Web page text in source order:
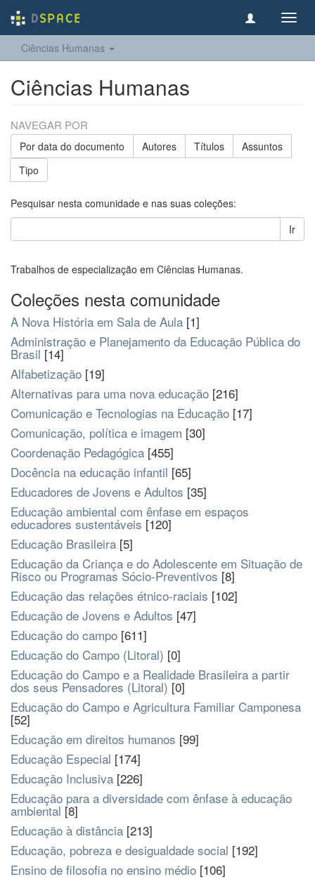
Ciências Humanas
Ciências Humanas
NAVEGAR POR
Por data do documento Autores Títulos
Assuntos
Tipo
Pesquisar nesta comunidade e nas suas coleções:
Ir
Trabalhos de especialização em Ciências Humanas.
Coleções nesta comunidade
A Nova História em Sala de Aula [1]
Administração e Planejamento da Educação Pública do
Brasil [14]
Alfabetização [19]
Alternativas para uma nova educação [216]
Comunicação e Tecnologias na Educação [17]
Comunicação, política e imagem [30]
Coordenação Pedagógica [455]
Docência na educação infantil [65]
Educadores de Jovens e Adultos [35]
Educação ambiental com ênfase em espaços
educadores sustentáveis [120]
Educação Brasileira [5]
Educação da Criança e do Adolescente em Situação de
Risco ou Programas Sócio-Preventivos [8]
Educação das relações étnico-raciais [102]
Educação de Jovens e Adultos [47]
Educação do campo [611]
Educação do Campo (Litoral) [0]
Educação do Campo e a Realidade Brasileira a partir
dos seus Pensadores (Litoral) [0]
Educação do Campo e Agricultura Familiar Camponesa
[52]
Educação em direitos humanos [99]
Educação Especial [174]
Educação Inclusiva [226]
Educação para a diversidade com ênfase à educação
ambiental [8]
Educação à distância [213]
Educação, pobreza e desigualdade social [192]
Ensino de filosofia no ensino médio [106]